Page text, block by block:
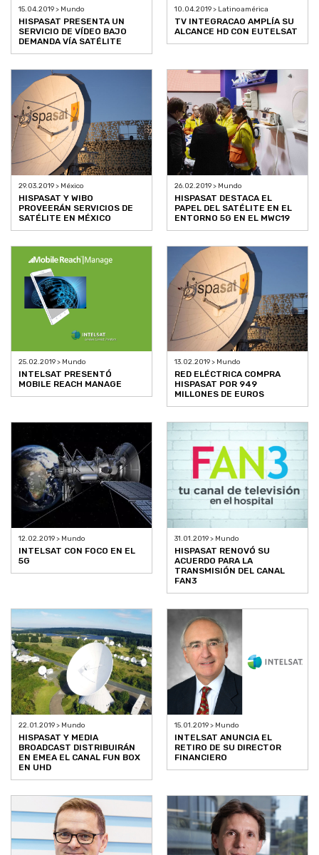
15.04.2019 > Mundo
HISPASAT PRESENTA UN
SERVICIO DE VÍDEO BAJO
DEMANDA VÍA SATÉLITE
10.04.2019 > Latinoamérica
TV INTEGRACAO AMPLÍA SU
ALCANCE HD CON EUTELSAT
29.03.2019 > México
HISPASAT Y WIBO
PROVEERÁN SERVICIOS DE
SATÉLITE EN MÉXICO
26.02.2019 > Mundo
HISPASAT DESTACA EL
PAPEL DEL SATÉLITE EN EL
ENTORNO 5G EN EL MWC19
25.02.2019 > Mundo
INTELSAT PRESENTÓ
MOBILE REACH MANAGE
13.02.2019 > Mundo
RED ELÉCTRICA COMPRA
HISPASAT POR 949
MILLONES DE EUROS
12.02.2019 > Mundo
INTELSAT CON FOCO EN EL
5G
31.01.2019 > Mundo
HISPASAT RENOVÓ SU
ACUERDO PARA LA
TRANSMISIÓN DEL CANAL
FAN3
22.01.2019 > Mundo
HISPASAT Y MEDIA
BROADCAST DISTRIBUIRÁN
EN EMEA EL CANAL FUN BOX
EN UHD
15.01.2019 > Mundo
INTELSAT ANUNCIA EL
RETIRO DE SU DIRECTOR
FINANCIERO